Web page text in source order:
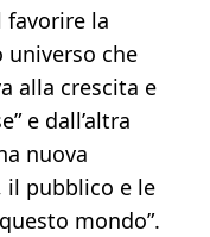
favorire la
universo che
alla crescita e
e dall’altra
nuova
il pubblico e le
mondo”.